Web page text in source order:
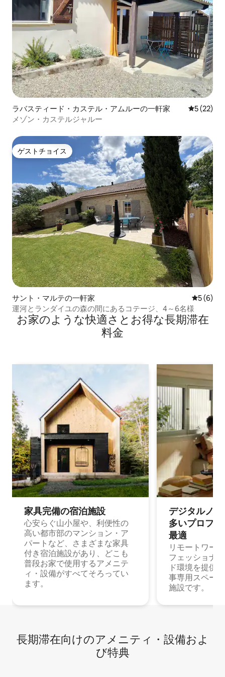
ラバスティード・カステル・アムルーの一軒家 レビュー
5 (22)
メゾン・カステルジャルー
ゲストチョイス
ゲストチョイス
サント・マルテの一軒家 レビュー
5 (6)
運河とランダイユの森の間にあるコテージ、4～6名様
お家のような快⁠適⁠さ⁠とお⁠得⁠な長⁠期⁠滞⁠在
料⁠金
家具完備の宿⁠泊⁠施⁠設
心安らぐ山小屋や、利便性の
高い都市部のマンション・ア
パートなど、さまざまな家具
付き宿泊施設があり、どこも
普段お家で使用するアメニテ
ィ・設備がすべてそろってい
ます。
デジタルノ
多⁠いプ⁠ロ⁠フ⁠
最⁠適
リモートワー
フェッショナ
ド環境を提供
事専用スペー
施設です。
長期滞在向け⁠のア⁠メ⁠ニ⁠テ⁠ィ⁠・設⁠備⁠およ
び特⁠典